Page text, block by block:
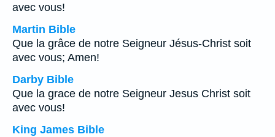
avec vous!
Martin Bible
Que la grâce de notre Seigneur Jésus-Christ soit
avec vous; Amen!
Darby Bible
Que la grace de notre Seigneur Jesus Christ soit
avec vous!
King James Bible